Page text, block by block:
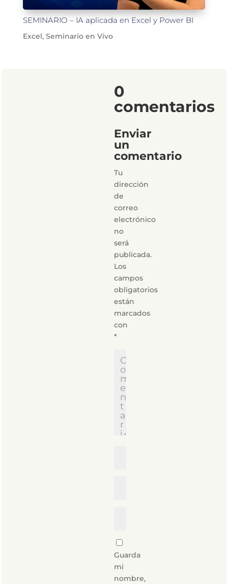
SEMINARIO – IA aplicada en Excel y Power BI
Excel, Seminario en Vivo
0
comentarios
Enviar
un
comentario
Tu
dirección
de
correo
electrónico
no
será
publicada.
Los
campos
obligatorios
están
marcados
con
*
Guarda
mi
nombre,